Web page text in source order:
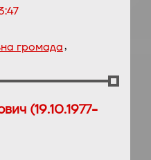
громада,
(19.10.1977-